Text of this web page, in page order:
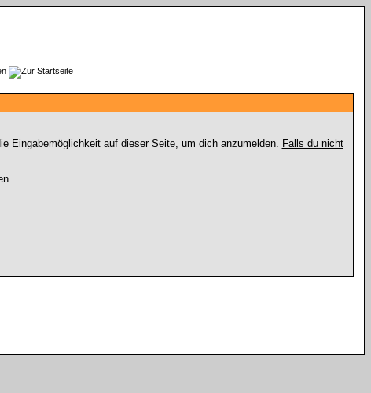
Eingabemöglichkeit auf dieser Seite, um dich anzumelden. Falls du nicht